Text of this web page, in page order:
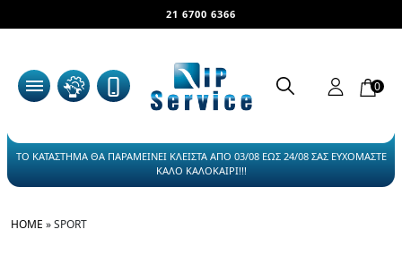
21 6700 6366
0
ΤΟ ΚΑΤΑΣΤΗΜΑ ΘΑ ΠΑΡΑΜΕΙΝΕΙ ΚΛΕΙΣΤΑ ΑΠΟ 03/08 ΕΩΣ 24/08 ΣΑΣ ΕΥΧΟΜΑΣΤΕ
ΚΑΛΟ ΚΑΛΟΚΑΙΡΙ!!!
HOME »SPORT